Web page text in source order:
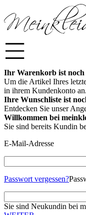
Ihr Warenkorb ist noch
Um die Artikel Ihres
in ihrem Kundenkonto an.
Ihre Wunschliste ist
Entdecken Sie unser
Willkommen bei
Sie sind bereits Kundin
E-Mail-Adresse
Passwort vergessen?
Sie sind Neukundin bei